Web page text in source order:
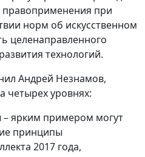
при
норм об искусственном
целенаправленного
технологий.
Андрей Незнамов,
четырех уровнях:
ярким примером могут
принципы
2017 года,